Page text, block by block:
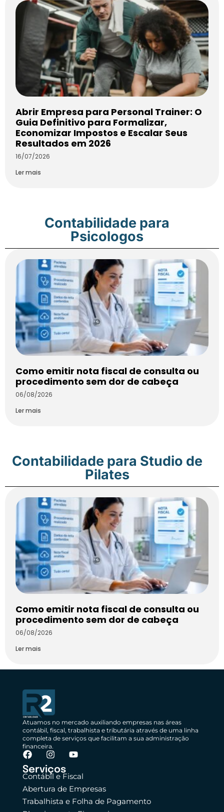
Abrir Empresa para Personal Trainer: O
Guia Definitivo para Formalizar,
Economizar Impostos e Escalar Seus
Resultados em 2026
16/07/2026
Ler mais
Contabilidade para
Psicologos
Como emitir nota fiscal de consulta ou
procedimento sem dor de cabeça
06/08/2026
Ler mais
Contabilidade para Studio de
Pilates
Como emitir nota fiscal de consulta ou
procedimento sem dor de cabeça
06/08/2026
Ler mais
Atuamos no mercado auxiliando empresas nas áreas
contábil, fiscal, trabalhista e tributária através de uma linha
completa de serviços que facilitam a sua administração
financeira.
Serviços
Contábil e Fiscal
Abertura de Empresas
Trabalhista e Folha de Pagamento